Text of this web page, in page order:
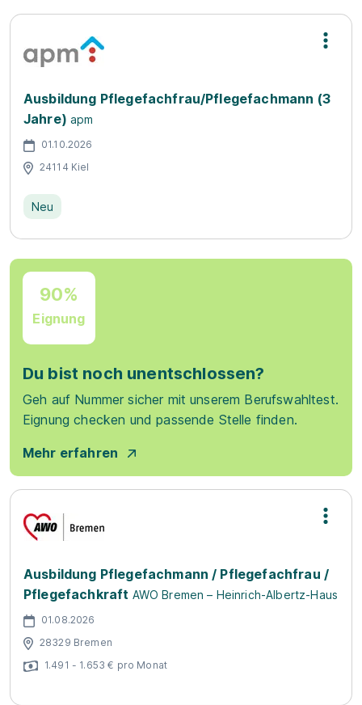
Ausbildung Pflegefachfrau/Pflegefachmann (3
Jahre) apm
01.10.2026
24114 Kiel
Neu
90%
Eignung
Du bist noch unentschlossen?
Geh auf Nummer sicher mit unserem Berufswahltest.
Eignung checken und passende Stelle finden.
Mehr erfahren
Ausbildung Pflegefachmann / Pflegefachfrau /
Pflegefachkraft AWO Bremen – Heinrich-Albertz-Haus
01.08.2026
28329 Bremen
1.491 - 1.653 € pro Monat